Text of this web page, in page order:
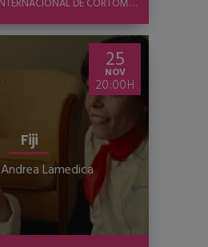
CONCURSO INTERNACIONAL DE CORTOMETRAJE
25
NOV
20:00
Fiji
Andrea Lamedica